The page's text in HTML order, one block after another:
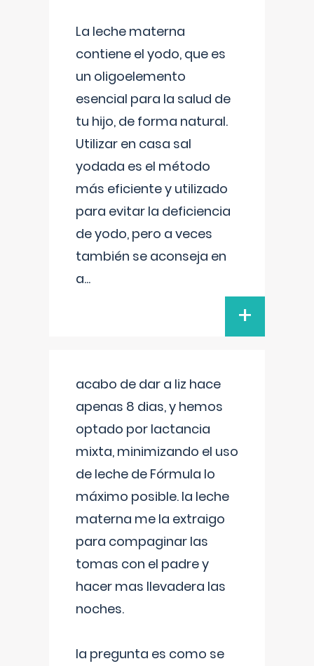
La leche materna
contiene el yodo, que es
un oligoelemento
esencial para la salud de
tu hijo, de forma natural.
Utilizar en casa sal
yodada es el método
más eficiente y utilizado
para evitar la deficiencia
de yodo, pero a veces
también se aconseja en
a...
+
acabo de dar a liz hace
apenas 8 dias, y hemos
optado por lactancia
mixta, minimizando el uso
de leche de Fórmula lo
máximo posible. la leche
materna me la extraigo
para compaginar las
tomas con el padre y
hacer mas llevadera las
noches.
la pregunta es como se